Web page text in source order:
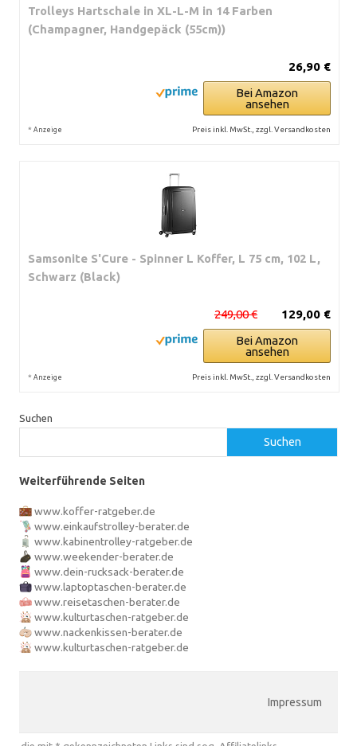
Trolleys Hartschale in XL-L-M in 14 Farben
(Champagner, Handgepäck (55cm))
26,90 €
Bei Amazon
ansehen
* Anzeige Preis inkl. MwSt., zzgl. Versandkosten
Samsonite S'Cure - Spinner L Koffer, L 75 cm, 102 L,
Schwarz (Black)
129,00 €
249,00 €
Bei Amazon
ansehen
* Anzeige Preis inkl. MwSt., zzgl. Versandkosten
Suchen
Suchen
Weiterführende Seiten
www.koffer-ratgeber.de
www.einkaufstrolley-berater.de
www.kabinentrolley-ratgeber.de
www.weekender-berater.de
www.dein-rucksack-berater.de
www.laptoptaschen-berater.de
www.reisetaschen-berater.de
www.kulturtaschen-ratgeber.de
www.nackenkissen-berater.de
www.kulturtaschen-ratgeber.de
Impressum